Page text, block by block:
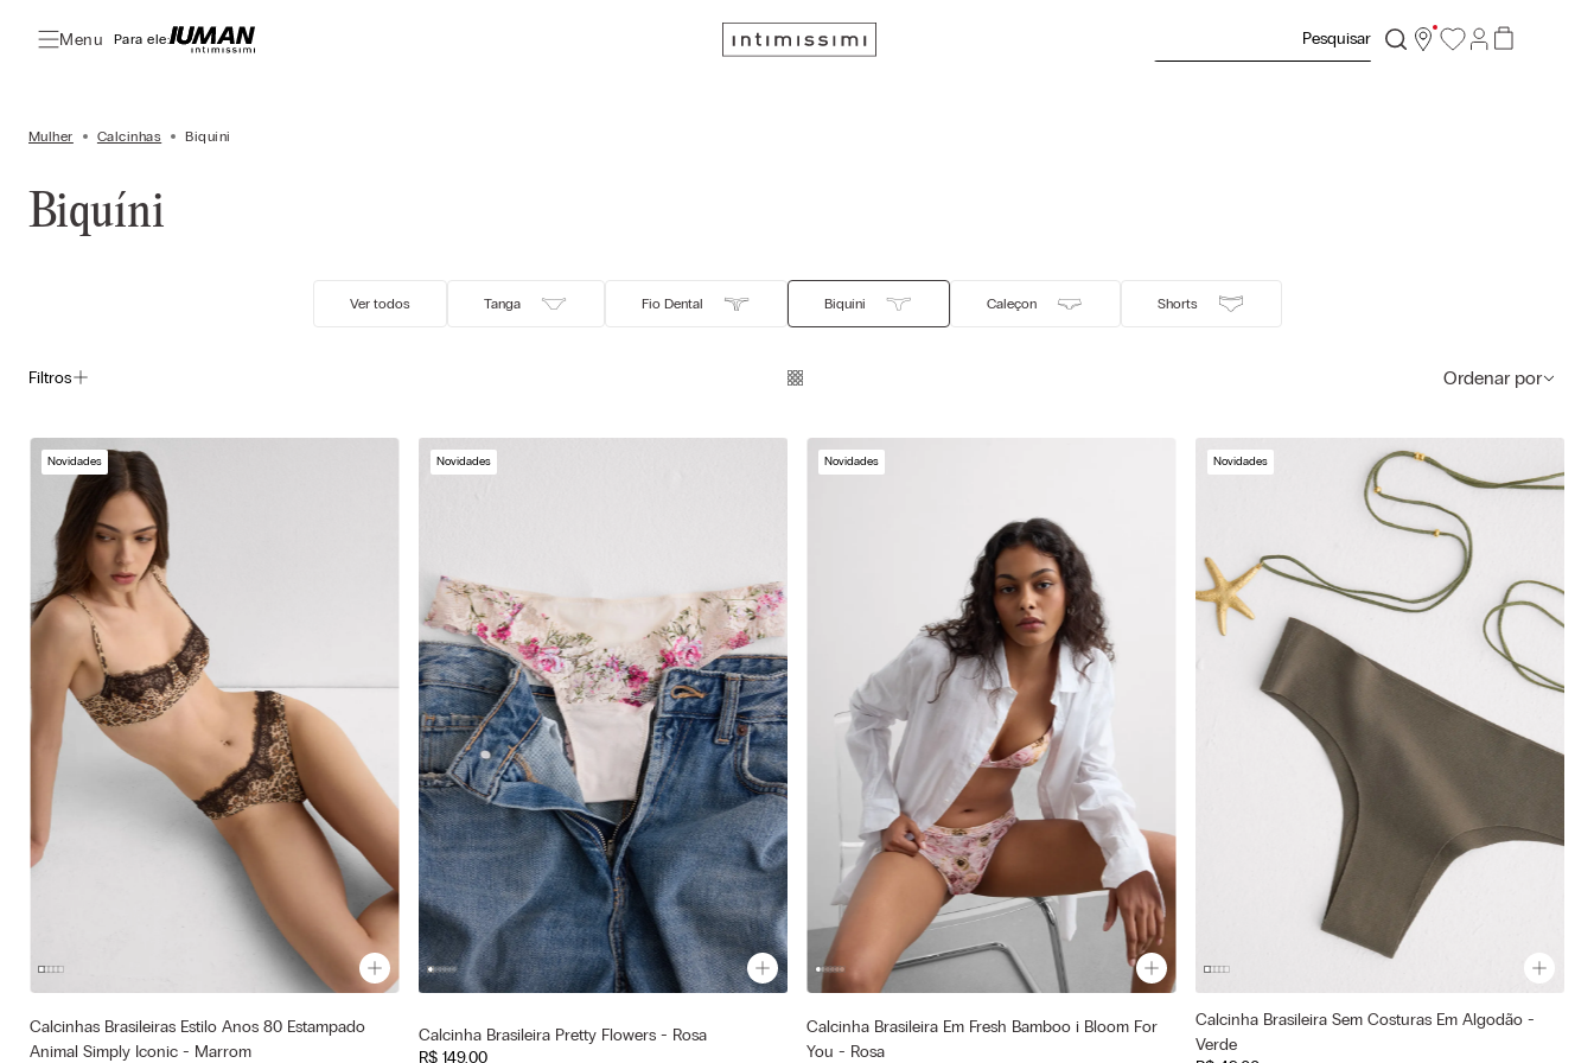
Menu Para ele:
Mulher Calcinhas Biquíni
Biquíni
Ver todos Tanga Fio Dental Biquíni Caleçon Shorts
Filtros Ordenar por
Cor selecionada
Marrom - 061k - St.Animalier
Novidades
Calcinhas Brasileiras Estilo Anos 80 Estampado
Animal Simply Iconic - Marrom
Cor selecionada
Rosa - 057k - St.Floreale
Novidades
Calcinha Brasileira Pretty Flowers - Rosa
R$ 149,00
Cor selecionada
Rosa - 062k - St.Bloom
Novidades
Calcinha Brasileira Em Fresh Bamboo i Bloom For
You - Rosa
Cor selecionada
Verde - 660j - Safari Green
Novidades
Calcinha Brasileira Sem Costuras Em Algodão -
Verde